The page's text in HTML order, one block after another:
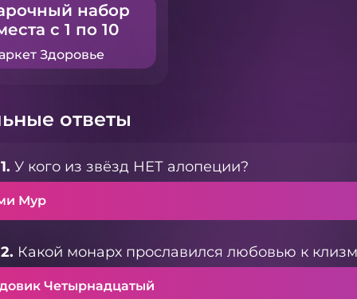
набор
с 1 по 10
Здоровье
ответы
У кого из звёзд НЕТ алопеции?
Мур
Какой монарх прославился любовью к
Четырнадцатый